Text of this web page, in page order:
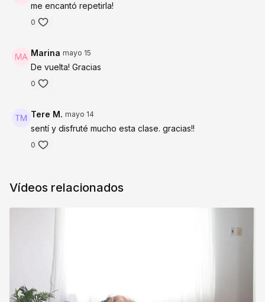
me encantó repetirla!
0
Marina mayo 15
De vuelta! Gracias
0
Tere M. mayo 14
sentí y disfruté mucho esta clase. gracias!!
0
Vídeos relacionados